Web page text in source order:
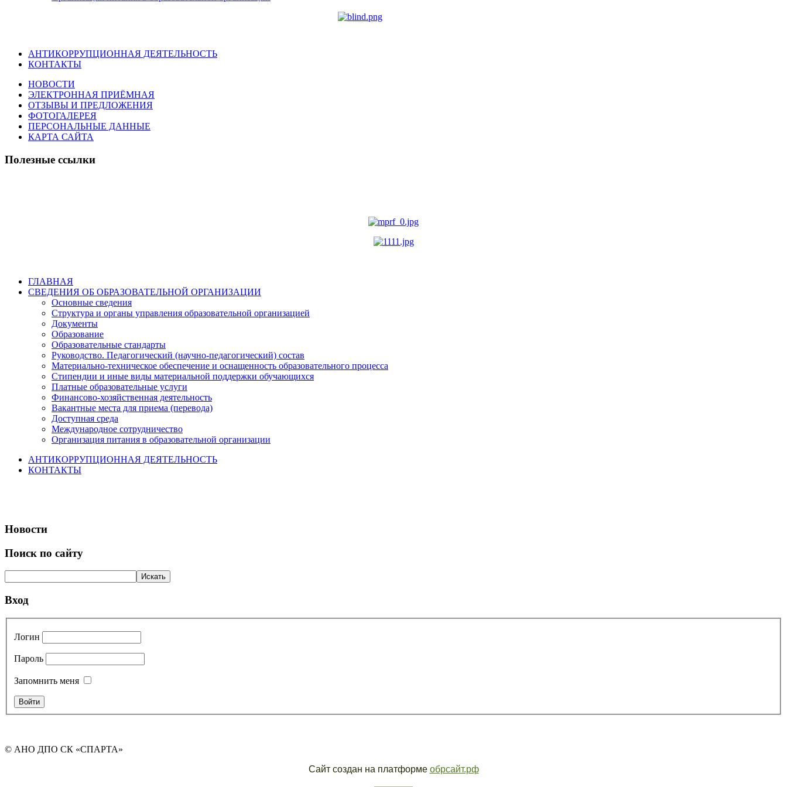
АНТИКОРРУПЦИОННАЯ ДЕЯТЕЛЬНОСТЬ
КОНТАКТЫ
НОВОСТИ
ЭЛЕКТРОННАЯ ПРИЁМНАЯ
ОТЗЫВЫ И ПРЕДЛОЖЕНИЯ
ФОТОГАЛЕРЕЯ
ПЕРСОНАЛЬНЫЕ ДАННЫЕ
КАРТА САЙТА
Полезные ссылки
ГЛАВНАЯ
СВЕДЕНИЯ ОБ ОБРАЗОВАТЕЛЬНОЙ ОРГАНИЗАЦИИ
Основные сведения
Структура и органы управления образовательной организацией
Документы
Образование
Образовательные стандарты
Руководство. Педагогический (научно-педагогический) состав
Материально-техническое обеспечение и оснащенность образовательного процесса
Стипендии и иные виды материальной поддержки обучающихся
Платные образовательные услуги
Финансово-хозяйственная деятельность
Вакантные места для приема (перевода)
Доступная среда
Международное сотрудничество
Организация питания в образовательной организации
АНТИКОРРУПЦИОННАЯ ДЕЯТЕЛЬНОСТЬ
КОНТАКТЫ
Новости
Поиск по сайту
Вход
Логин
Пароль
Запомнить меня
© АНО ДПО СК «СПАРТА»
Сайт создан на платформе обрсайт.рф